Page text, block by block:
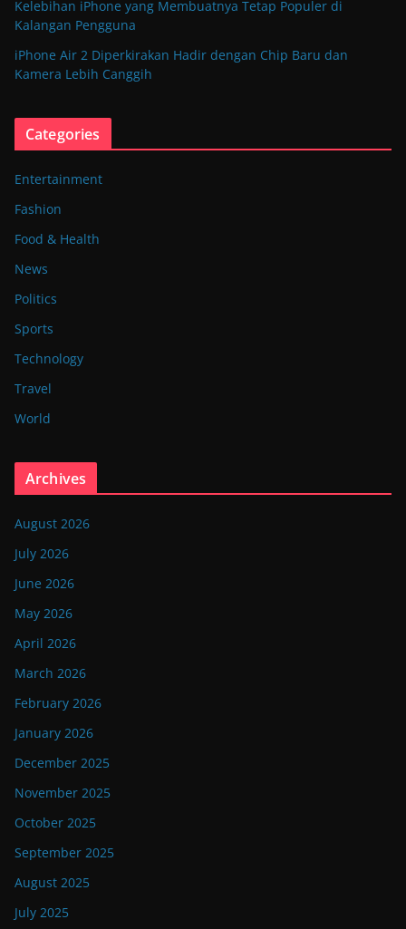
Kelebihan iPhone yang Membuatnya Tetap Populer di
Kalangan Pengguna
iPhone Air 2 Diperkirakan Hadir dengan Chip Baru dan
Kamera Lebih Canggih
Categories
Entertainment
Fashion
Food & Health
News
Politics
Sports
Technology
Travel
World
Archives
August 2026
July 2026
June 2026
May 2026
April 2026
March 2026
February 2026
January 2026
December 2025
November 2025
October 2025
September 2025
August 2025
July 2025